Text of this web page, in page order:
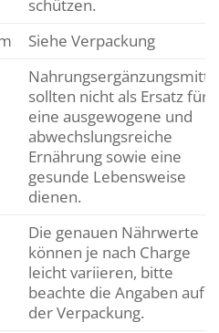
schützen.
Siehe Verpackung
sollten nicht als Ersatz für
eine ausgewogene und
abwechslungsreiche
Ernährung sowie eine
gesunde Lebensweise
dienen.
Die genauen Nährwerte
können je nach Charge
leicht variieren, bitte
beachte die Angaben auf
der Verpackung.